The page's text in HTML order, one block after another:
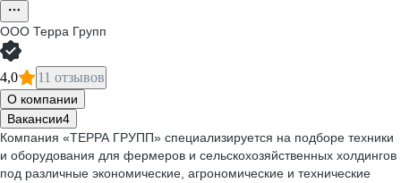
ООО Терра Групп
4,0 11 отзывов
О компании
Вакансии4
Компания «ТЕРРА ГРУПП» специализируется на подборе техники
и оборудования для фермеров и сельскохозяйственных холдингов
под различные экономические, агрономические и технические